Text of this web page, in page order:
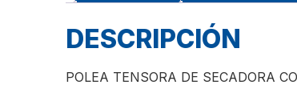
DESCRIPCIÓN
POLEA TENSORA DE SECADORA